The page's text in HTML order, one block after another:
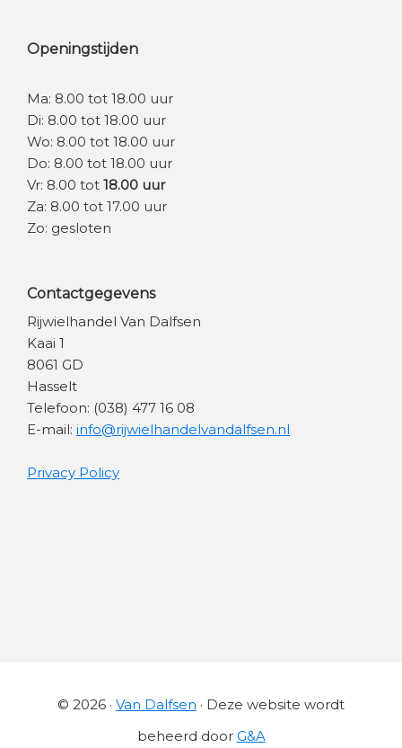
Openingstijden
Ma: 8.00 tot 18.00 uur
Di: 8.00 tot 18.00 uur
Wo: 8.00 tot 18.00 uur
Do: 8.00 tot 18.00 uur
Vr: 8.00 tot 18.00 uur
Za: 8.00 tot 17.00 uur
Zo: gesloten
Contactgegevens
Rijwielhandel Van Dalfsen
Kaai 1
8061 GD
Hasselt
Telefoon: (038) 477 16 08
E-mail: info@rijwielhandelvandalfsen.nl
Privacy Policy
© 2026 · Van Dalfsen · Deze website wordt
beheerd door G&A